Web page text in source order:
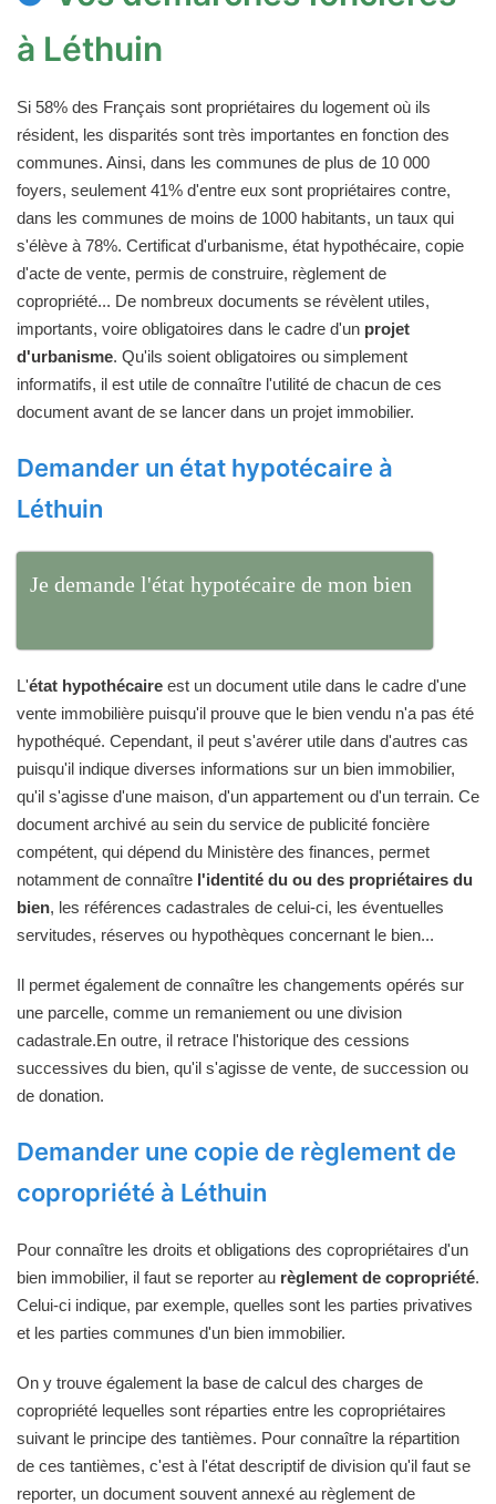
à Léthuin
Si 58% des Français sont propriétaires du logement où ils
résident, les disparités sont très importantes en fonction des
communes. Ainsi, dans les communes de plus de 10 000
foyers, seulement 41% d'entre eux sont propriétaires contre,
dans les communes de moins de 1000 habitants, un taux qui
s'élève à 78%. Certificat d'urbanisme, état hypothécaire, copie
d'acte de vente, permis de construire, règlement de
copropriété... De nombreux documents se révèlent utiles,
importants, voire obligatoires dans le cadre d'un projet
d'urbanisme. Qu'ils soient obligatoires ou simplement
informatifs, il est utile de connaître l'utilité de chacun de ces
document avant de se lancer dans un projet immobilier.
Demander un état hypotécaire à
Léthuin
Je demande l'état hypotécaire de mon bien
L'état hypothécaire est un document utile dans le cadre d'une
vente immobilière puisqu'il prouve que le bien vendu n'a pas été
hypothéqué. Cependant, il peut s'avérer utile dans d'autres cas
puisqu'il indique diverses informations sur un bien immobilier,
qu'il s'agisse d'une maison, d'un appartement ou d'un terrain. Ce
document archivé au sein du service de publicité foncière
compétent, qui dépend du Ministère des finances, permet
notamment de connaître l'identité du ou des propriétaires du
bien, les références cadastrales de celui-ci, les éventuelles
servitudes, réserves ou hypothèques concernant le bien...
Il permet également de connaître les changements opérés sur
une parcelle, comme un remaniement ou une division
cadastrale.En outre, il retrace l'historique des cessions
successives du bien, qu'il s'agisse de vente, de succession ou
de donation.
Demander une copie de règlement de
copropriété à Léthuin
Pour connaître les droits et obligations des copropriétaires d'un
bien immobilier, il faut se reporter au règlement de copropriété.
Celui-ci indique, par exemple, quelles sont les parties privatives
et les parties communes d'un bien immobilier.
On y trouve également la base de calcul des charges de
copropriété lequelles sont réparties entre les copropriétaires
suivant le principe des tantièmes. Pour connaître la répartition
de ces tantièmes, c'est à l'état descriptif de division qu'il faut se
reporter, un document souvent annexé au règlement de